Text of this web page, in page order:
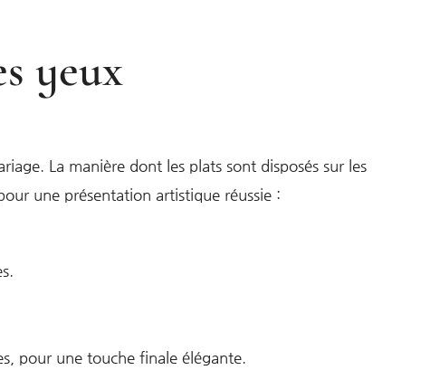
yeux
La manière dont les plats sont disposés sur les
une présentation artistique réussie :
pour une touche finale élégante.